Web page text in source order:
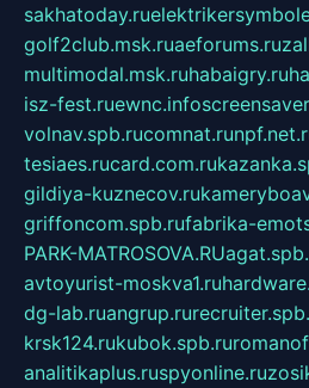
sakhatoday.ru
golf2club.msk.ruaeforums.ru
multimodal.msk.ruhabaigry.ru
isz-fest.ruewnc.info
volnav.spb.rucomnat.ru
tesiaes.rucard.com.ru
gildiya-kuznecov.ru
griffoncom.spb.rufabrika-
PARK-MATROSOVA.RU
avtoyurist-moskva1.ru
dg-lab.ruangrup.ru
krsk124.rukubok.spb.ru
analitikaplus.ruspyonline.ru